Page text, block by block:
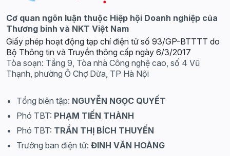
Cơ quan ngôn luận thuộc Hiệp hội Doanh nghiệp của
Thương binh và NKT Việt Nam
Giấy phép hoạt động tạp chí điện tử số 93/GP-BTTTT do
Bộ Thông tin và Truyền thông cấp ngày 6/3/2017
Tòa soạn: Tầng 9, Tòa nhà Công nghệ cao, số 4 Vũ
Thạnh, phường Ô Chợ Dừa, TP Hà Nội
Tổng biên tập: NGUYỄN NGỌC QUYẾT
Phó TBT: PHẠM TIẾN THÀNH
Phó TBT: TRẦN THỊ BÍCH THUYẾN
Trưởng ban điện tử: ĐINH VĂN HOÀNG